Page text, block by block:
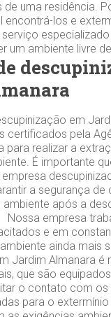
de uma residência.
encontrá-los e
um ambiente livre
em
certificados pela
para realizar a
É importante
a segurança de
ambiente após a
Nossa empresa
e em
ainda mais
Jardim Almanara é
que são
o contato com os
para o